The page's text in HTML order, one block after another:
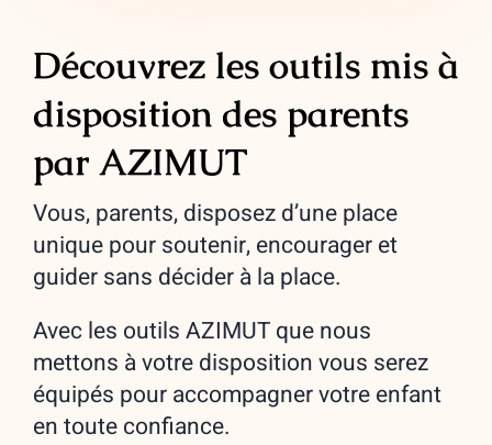
Découvrez les outils mis à
disposition des parents
par AZIMUT
Vous, parents, disposez d’une place
unique pour soutenir, encourager et
guider sans décider à la place.
Avec les outils AZIMUT que nous
mettons à votre disposition vous serez
équipés pour accompagner votre enfant
en toute confiance.